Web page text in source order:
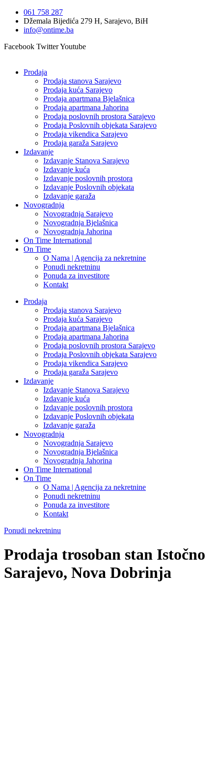
sadržaj
061 758 287
Džemala Bijedića 279 H, Sarajevo, BiH
info@ontime.ba
Facebook TwitterYoutube
Prodaja
Prodaja stanova Sarajevo
Prodaja kuća Sarajevo
Prodaja apartmana Bjelašnica
Prodaja apartmana Jahorina
Prodaja poslovnih prostora Sarajevo
Prodaja Poslovnih objekata Sarajevo
Prodaja vikendica Sarajevo
Prodaja garaža Sarajevo
Izdavanje
Izdavanje Stanova Sarajevo
Izdavanje kuća
Izdavanje poslovnih prostora
Izdavanje Poslovnih objekata
Izdavanje garaža
Novogradnja
Novogradnja Sarajevo
Novogradnja Bjelašnica
Novogradnja Jahorina
On Time International
On Time
O Nama | Agencija za nekretnine
Ponudi nekretninu
Ponuda za investitore
Kontakt
Prodaja
Prodaja stanova Sarajevo
Prodaja kuća Sarajevo
Prodaja apartmana Bjelašnica
Prodaja apartmana Jahorina
Prodaja poslovnih prostora Sarajevo
Prodaja Poslovnih objekata Sarajevo
Prodaja vikendica Sarajevo
Prodaja garaža Sarajevo
Izdavanje
Izdavanje Stanova Sarajevo
Izdavanje kuća
Izdavanje poslovnih prostora
Izdavanje Poslovnih objekata
Izdavanje garaža
Novogradnja
Novogradnja Sarajevo
Novogradnja Bjelašnica
Novogradnja Jahorina
On Time International
On Time
O Nama | Agencija za nekretnine
Ponudi nekretninu
Ponuda za investitore
Kontakt
Ponudi nekretninu
Prodaja trosoban stan Istočno
Sarajevo, Nova Dobrinja